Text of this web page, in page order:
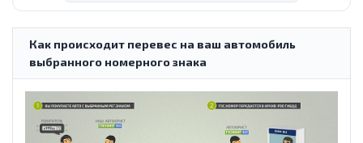
Как происходит перевес на ваш автомобиль
выбранного номерного знака